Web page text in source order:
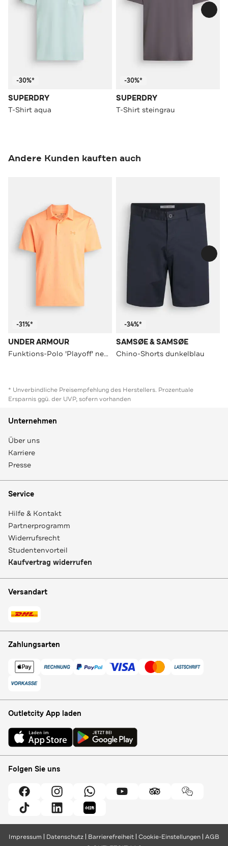
-30%*
SUPERDRY
T-Shirt aqua
-30%*
SUPERDRY
T-Shirt steingrau
Andere Kunden kauften auch
-31%*
UNDER ARMOUR
Funktions-Polo 'Playoff' neonorange
-34%*
SAMSØE & SAMSØE
Chino-Shorts dunkelblau
* Unverbindliche Preisempfehlung des Herstellers. Prozentuale
Ersparnis ggü. der UVP, sofern vorhanden
Unternehmen
Über uns
Karriere
Presse
Service
Hilfe & Kontakt
Partnerprogramm
Widerrufsrecht
Studentenvorteil
Kaufvertrag widerrufen
Versandart
Zahlungsarten
Outletcity App laden
Folgen Sie uns
Impressum Datenschutz Barrierefreiheit Cookie-Einstellungen AGB